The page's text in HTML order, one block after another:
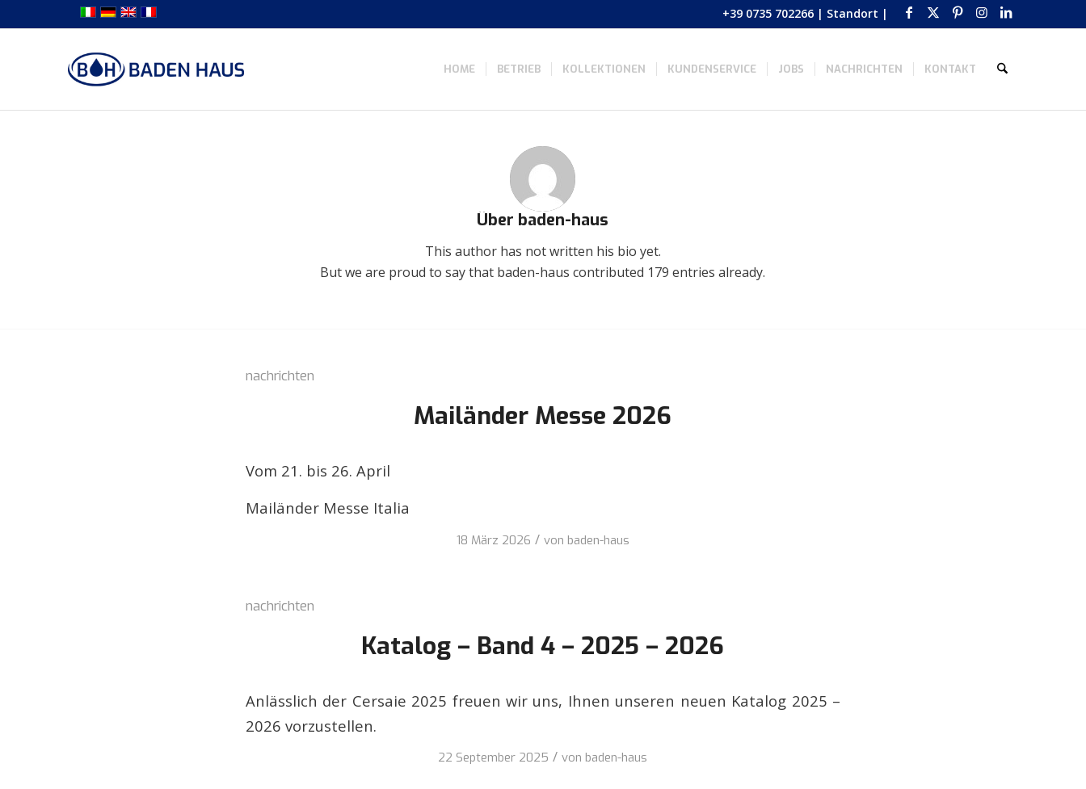
+39 0735 702266 | Standort |
HOME BETRIEB KOLLEKTIONEN KUNDENSERVICE JOBS NACHRICHTEN KONTAKT
Über baden-haus
This author has not written his bio yet.
But we are proud to say that baden-haus contributed 179 entries already.
nachrichten
Mailänder Messe 2026
Vom 21. bis 26. April
Mailänder Messe Italia
18 März 2026 / von baden-haus
nachrichten
Katalog – Band 4 – 2025 – 2026
Anlässlich der Cersaie 2025 freuen wir uns, Ihnen unseren neuen Katalog 2025 –
2026 vorzustellen.
22 September 2025 / von baden-haus